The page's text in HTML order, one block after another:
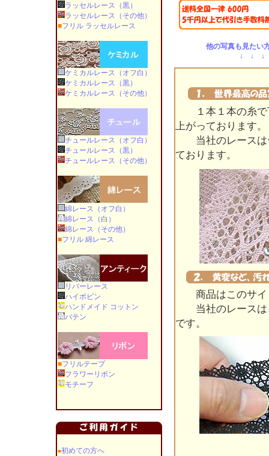
ラッセルレース（黒）
ラッセルレース（その他）
■フリル ラッセルレース
ケミカルレース（オフ白）
ケミカルレース（黒）
ケミカルレース（その他）
チュールレース（オフ白）
チュールレース（黒）
チュールレース（その他）
綿レース（オフ白）
綿レース（白）
綿レース（その他）
■フリル 綿レース
リバーレース
ハイボビン
ハンドメイド コットン
バテン
■フリルテープ
フラワーリボン
モチーフ
■初めての方へ
他の写真も見たい
↓ ↓ ↓
１本１本の糸で
上がっております。
当社のレースは
ております。
商品はこのサイ
当社のレースは
です。